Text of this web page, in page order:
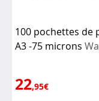
100 pochettes de
A3 -75 microns
22,95€